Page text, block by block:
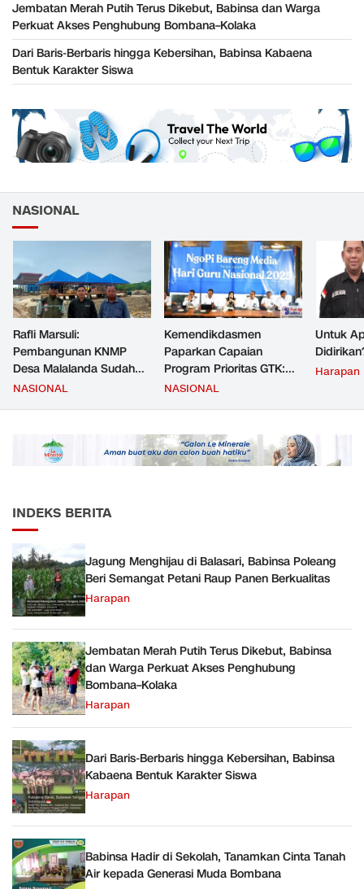
Jembatan Merah Putih Terus Dikebut, Babinsa dan Warga
Perkuat Akses Penghubung Bombana–Kolaka
Dari Baris-Berbaris hingga Kebersihan, Babinsa Kabaena
Bentuk Karakter Siswa
NASIONAL
Rafli Marsuli:
Pembangunan KNMP
Desa Malalanda Sudah
Mencapai 69 Persen dan
JMD dan JMF
NASIONAL
Kemendikdasmen
Paparkan Capaian
Program Prioritas GTK:
Kompetensi Meningkat,
NASIONAL
Untuk
Harapan
INDEKS BERITA
Jagung Menghijau di Balasari, Babinsa Poleang
Beri Semangat Petani Raup Panen Berkualitas
Harapan
Jembatan Merah Putih Terus Dikebut, Babinsa
dan Warga Perkuat Akses Penghubung
Bombana–Kolaka
Harapan
Dari Baris-Berbaris hingga Kebersihan, Babinsa
Kabaena Bentuk Karakter Siswa
Harapan
Babinsa Hadir di Sekolah, Tanamkan Cinta Tanah
Air kepada Generasi Muda Bombana